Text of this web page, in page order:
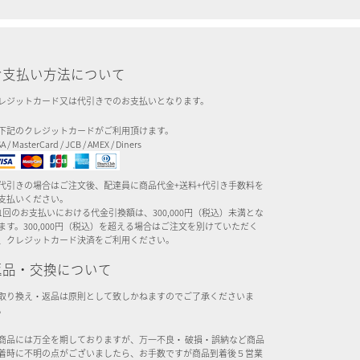
払い方法について
ジットカード又は代引きでのお支払いとなります。
記のクレジットカードがご利用頂けます。
/ MasterCard / JCB / AMEX / Diners
引きの場合はご注文後、配達員に商品代金+送料+代引き手数料を
払いください。
のお支払いにおける代金引換額は、300,000円（税込）未満とな
す。300,000円（税込）を超える場合はご注文を別けていただく
クレジットカード決済をご利用ください。
・交換について
り換え・返品は原則として致しかねますのでご了承くださいま
品には万全を期しておりますが、万一不良・ 破損・誤納など商品
時に不明の点がございましたら、お手数ですが商品到着後５営業